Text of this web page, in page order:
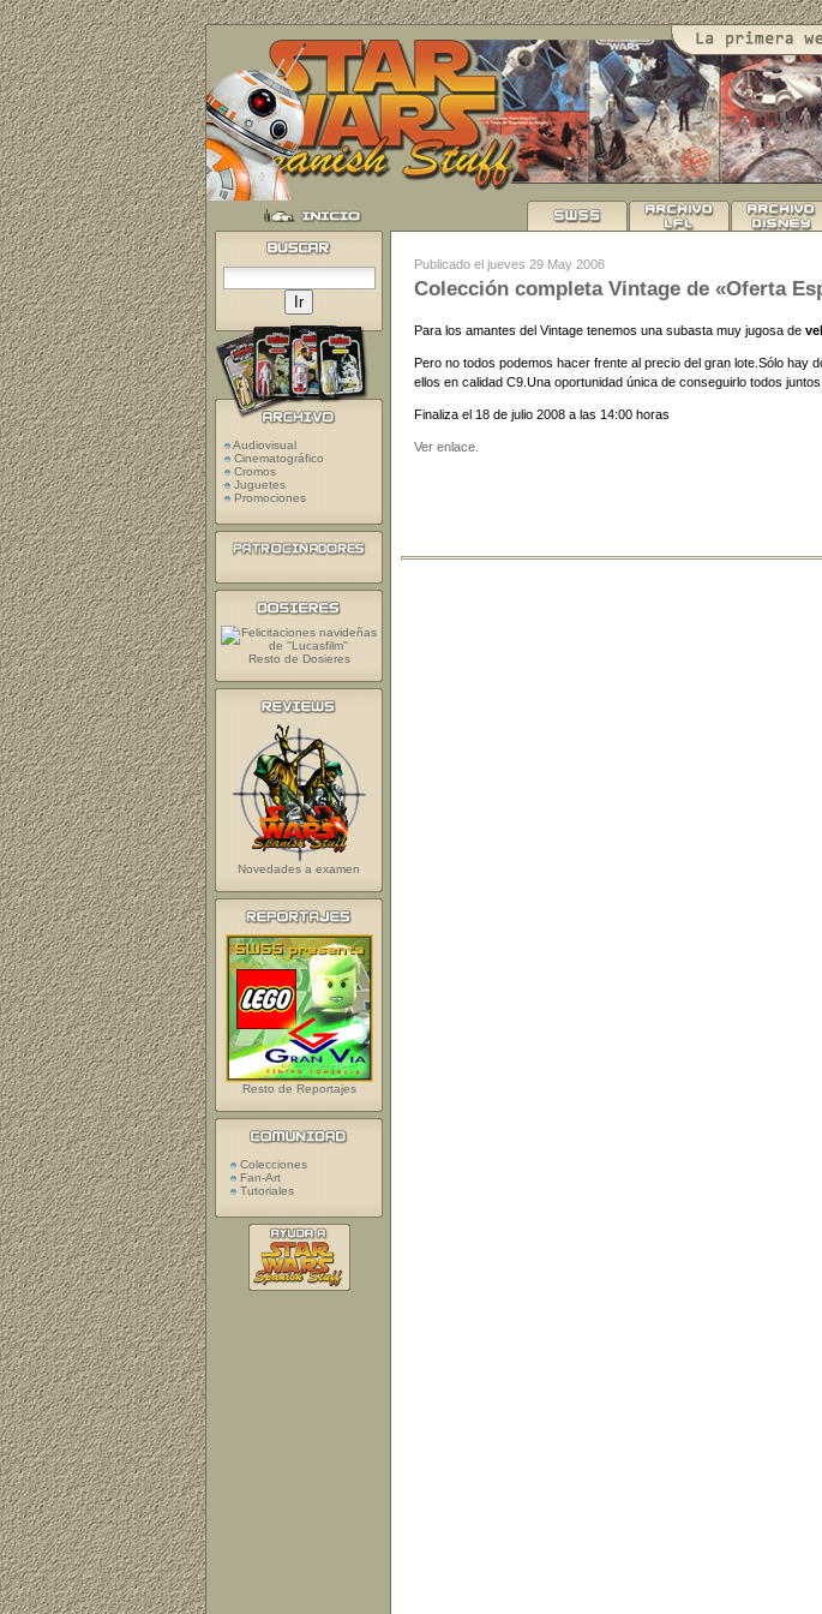
Publicado el jueves 29 May 2008
Colección completa Vintage de «Oferta
Para los amantes del Vintage tenemos una subasta muy jugosa de
Pero no todos podemos hacer frente al precio del gran lote.Sólo
ellos en calidad C9.Una oportunidad única de conseguirlo todos juntos.
Finaliza el 18 de julio 2008 a las 14:00 horas
Ver enlace.
Audiovisual
Cinematográfico
Cromos
Juguetes
Promociones
Resto de Dosieres
Novedades a examen
Resto de Reportajes
Colecciones
Fan-Art
Tutoriales